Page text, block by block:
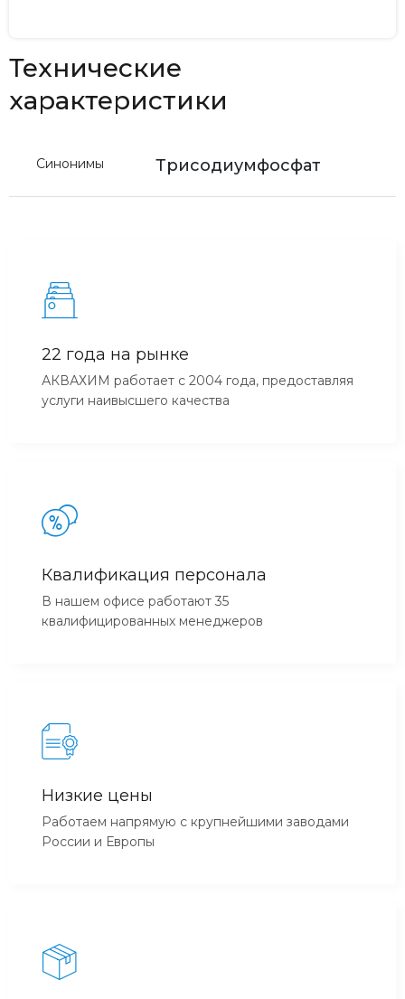
Технические
характеристики
Синонимы Трисодиумфосфат
22 года на рынке
АКВАХИМ работает с 2004 года, предоставляя
услуги наивысшего качества
Квалификация персонала
В нашем офисе работают 35
квалифицированных менеджеров
Низкие цены
Работаем напрямую с крупнейшими заводами
России и Европы